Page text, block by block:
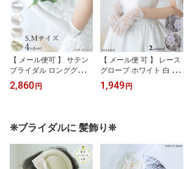
【 メール便可 】 サテン
ブライダル ロンググロー
ブ ホワイト ＆ オフホワ
イト 50cm 肘上 日本製 ht
ウェディンググローブ 白
ウェディング 伸縮性 ス
トレッチ 肘丈 サテング
ローブ 結婚式 パーティ
ー きなり アイボリー
2,860円
【 メール便 可 】 レース
グローブ ホワイト 白 日
本製 hs-001w 手袋 ショ
ートグローブ ブライダル
の手袋 レース手袋 レー
ス パーティー用グローブ
オフホワイト 振袖 袴 コ
スプレ 新婦 白無垢 結婚
式 フリルなし
1,949円
❊ブライダルに 髪飾り❊